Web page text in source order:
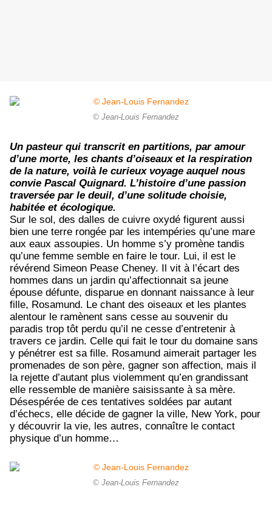
© Jean-Louis Fernandez
Un pasteur qui transcrit en partitions, par amour
d’une morte, les chants d’oiseaux et la respiration
de la nature, voilà le curieux voyage auquel nous
convie Pascal Quignard. L’histoire d’une passion
traversée par le deuil, d’une solitude choisie,
habitée et écologique.
Sur le sol, des dalles de cuivre oxydé figurent aussi
bien une terre rongée par les intempéries qu’une mare
aux eaux assoupies. Un homme s’y promène tandis
qu’une femme semble en faire le tour. Lui, il est le
révérend Simeon Pease Cheney. Il vit à l’écart des
hommes dans un jardin qu’affectionnait sa jeune
épouse défunte, disparue en donnant naissance à leur
fille, Rosamund. Le chant des oiseaux et les plantes
alentour le ramènent sans cesse au souvenir du
paradis trop tôt perdu qu’il ne cesse d’entretenir à
travers ce jardin. Celle qui fait le tour du domaine sans
y pénétrer est sa fille. Rosamund aimerait partager les
promenades de son père, gagner son affection, mais il
la rejette d’autant plus violemment qu’en grandissant
elle ressemble de manière saisissante à sa mère.
Désespérée de ces tentatives soldées par autant
d’échecs, elle décide de gagner la ville, New York, pour
y découvrir la vie, les autres, connaître le contact
physique d’un homme…
© Jean-Louis Fernandez